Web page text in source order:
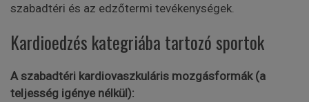
szabadtéri és az edzőtermi tevékenységek.
Kardioedzés kategriába tartozó sportok
A szabadtéri kardiovaszkuláris mozgásformák (a
teljesség igénye nélkül):